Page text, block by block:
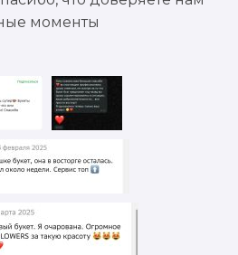
моменты